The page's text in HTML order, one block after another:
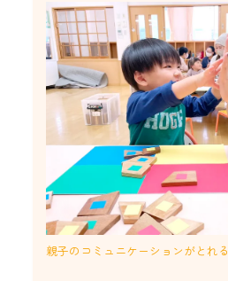
親子のコミュニケーションがとれる